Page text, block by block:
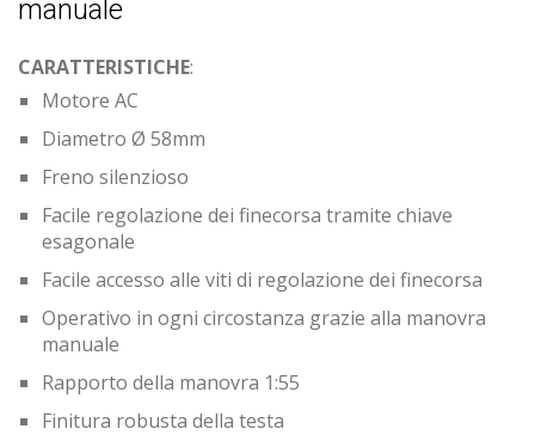
manuale
CARATTERISTICHE:
Motore AC
Diametro Ø 58mm
Freno silenzioso
Facile regolazione dei finecorsa tramite chiave
esagonale
Facile accesso alle viti di regolazione dei finecorsa
Operativo in ogni circostanza grazie alla manovra
manuale
Rapporto della manovra 1:55
Finitura robusta della testa